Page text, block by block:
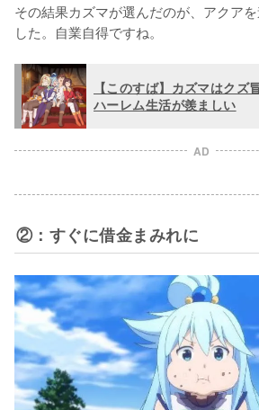
その結果カズマが選んだのが、アクア
した。自業自得ですね。
【このすば】カズマはクズ
ハーレム生活が羨ましい
AD
②：すぐに借金まみれに